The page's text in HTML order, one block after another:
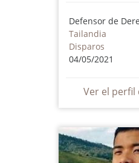
Tailandia
Disparos
04/05/2021
Ver el perfil